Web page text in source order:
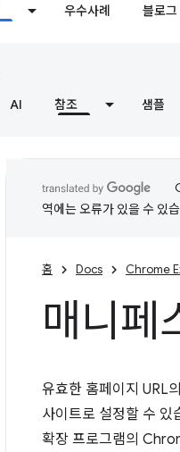
우수사례 블로그
AI 참조 샘플
역에는 오류가 있을 수 있
홈 Docs Chrome
매니페
유효한 홈페이지 URL
사이트로 설정할 수
확장 프로그램의